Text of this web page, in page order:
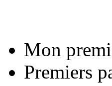
Mon
Premiers